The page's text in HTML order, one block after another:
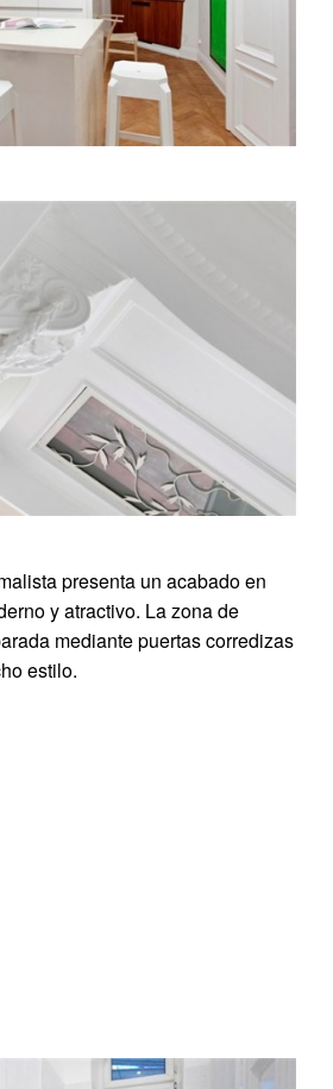
presenta un acabado en
y atractivo. La zona de
mediante puertas corredizas
estilo.